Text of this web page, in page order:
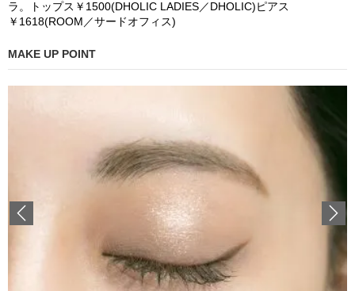
ラ。トップス￥1500(DHOLIC LADIES／DHOLIC)ピアス
￥1618(ROOM／サードオフィス)
MAKE UP POINT